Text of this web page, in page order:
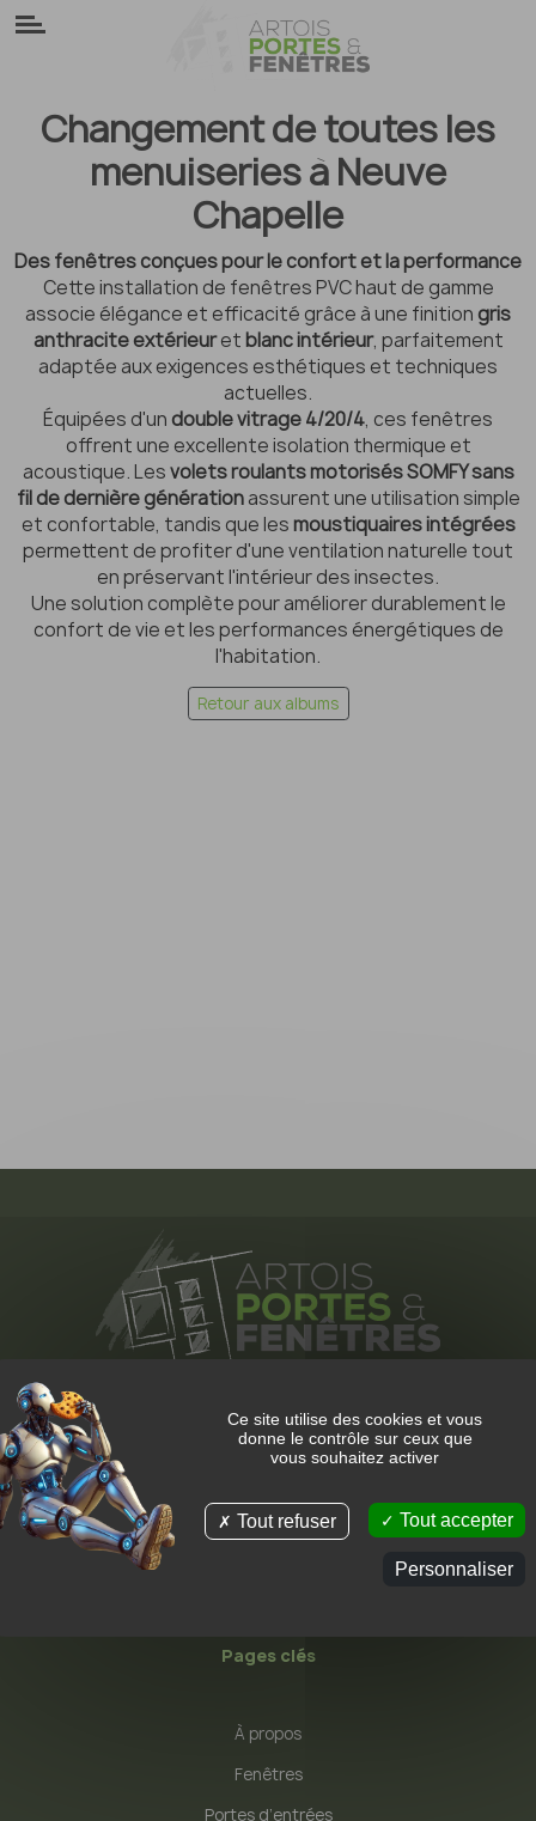
Panneau de gestion des cookies
Ce site utilise des cookies et vous
donne le contrôle sur ceux que
vous souhaitez activer
Tout accepter
Tout refuser
Personnaliser
Changement de toutes les
menuiseries à Neuve
Chapelle
Des fenêtres conçues pour le confort et la performance
Cette installation de fenêtres PVC haut de gamme
associe élégance et efficacité grâce à une finition gris
anthracite extérieuret blanc intérieur, parfaitement
adaptée aux exigences esthétiques et techniques
actuelles.
Équipées d'un double vitrage 4/20/4, ces fenêtres
offrent une excellente isolation thermique et
acoustique. Lesvolets roulants motorisés SOMFY sans
fil de dernière générationassurent une utilisation simple
et confortable, tandis que lesmoustiquaires intégrées
permettent de profiter d'une ventilation naturelle tout
en préservant l'intérieur des insectes.
Une solution complète pour améliorer durablement le
confort de vie et les performances énergétiques de
l'habitation.
Retour aux albums
Menuiseries extérieures à Lorgies
Artois Portes et Fenêtres et son équipe de menuisiers vous
accompagne pour tous vos projets de menuiserie grâce à des
installations sur mesure.
PVC, alu, bois et finitions soignées et personnalisées.
Pages clés
À propos
Fenêtres
Portes d’entrées